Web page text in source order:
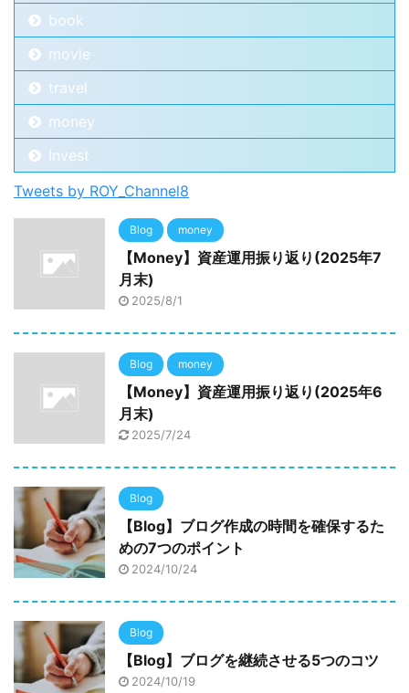
book
movie
travel
money
Invest
Tweets by ROY_Channel8
Blog money
【Money】資産運用振り返り(2025年7
月末)
2025/8/1
Blog money
【Money】資産運用振り返り(2025年6
月末)
2025/7/24
Blog
【Blog】ブログ作成の時間を確保するた
めの7つのポイント
2024/10/24
Blog
【Blog】ブログを継続させる5つのコツ
2024/10/19